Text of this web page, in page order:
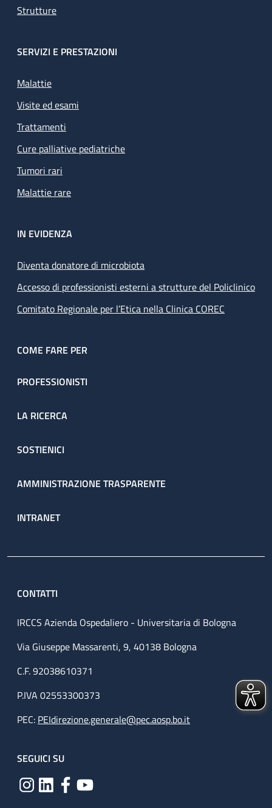
Strutture
SERVIZI E PRESTAZIONI
Malattie
Visite ed esami
Trattamenti
Cure palliative pediatriche
Tumori rari
Malattie rare
IN EVIDENZA
Diventa donatore di microbiota
Accesso di professionisti esterni a strutture del Policlinico
Comitato Regionale per l’Etica nella Clinica COREC
COME FARE PER
PROFESSIONISTI
LA RICERCA
SOSTIENICI
AMMINISTRAZIONE TRASPARENTE
INTRANET
CONTATTI
IRCCS Azienda Ospedaliero - Universitaria di Bologna
Via Giuseppe Massarenti, 9, 40138 Bologna
C.F. 92038610371
P.IVA 02553300373
PEC: PEIdirezione.generale@pec.aosp.bo.it
SEGUICI SU